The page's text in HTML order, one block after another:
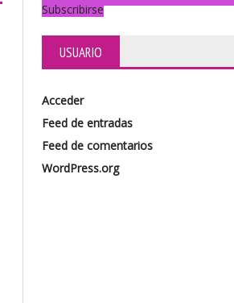
Subscribirse
USUARIO
Acceder
Feed de entradas
Feed de comentarios
WordPress.org